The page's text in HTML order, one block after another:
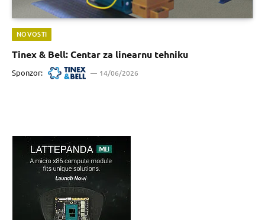
NOVOSTI
Tinex & Bell: Centar za linearnu tehniku
Sponzor: 14/06/2026